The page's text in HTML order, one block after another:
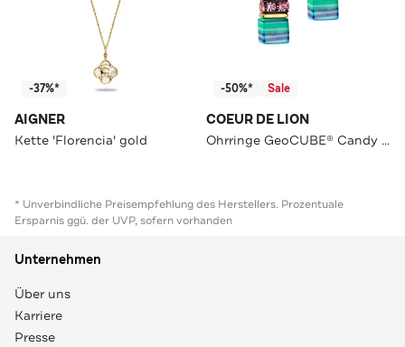
-37%*
AIGNER
Kette 'Florencia' gold
-50%* Sale
COEUR DE LION
Ohrringe GeoCUBE® Candy multicolorspring
* Unverbindliche Preisempfehlung des Herstellers. Prozentuale
Ersparnis ggü. der UVP, sofern vorhanden
Unternehmen
Über uns
Karriere
Presse